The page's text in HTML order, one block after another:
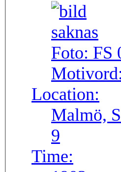
Foto: FS
Motivord:
Location:
Malmö,
9
Time: